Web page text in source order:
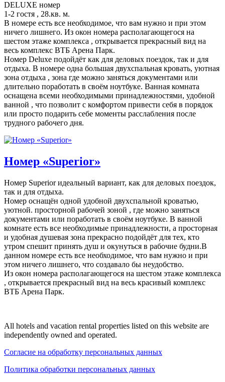
DELUXE номер
1-2 гостя , 28.кв. м.
В номере есть все необходимое, что вам нужно и при этом
ничего лишнего. Из окон номера располагающегося на
шестом этаже комплекса , открывается прекрасный вид на
весь комплекс ВТБ Арена Парк.
Номер Deluxe подойдёт как для деловых поездок, так и для
отдыха. В номере одна большая двухспальная кровать, уютная
зона отдыха , зона где можно заняться документами или
длительно поработать в своём ноутбуке. Ванная комната
оснащена всеми необходимыми принадлежностями, удобной
ванной , что позволит с комфортом привести себя в порядок
или просто подарить себе моменты расслабления после
трудного рабочего дня.
Номер «Superior»
Номер Superior идеальный вариант, как для деловых поездок,
так и для отдыха.
Номер оснащён одной удобной двухспальной кроватью,
уютной. просторной рабочей зоной , где можно заняться
документами или поработать в своём ноутбуке. В ванной
комнате есть все необходимые принадлежности, а просторная
и удобная душевая зона прекрасно подойдёт для тех, кто
утром спешит принять душ и окунуться в рабочие будни.В
данном номере есть все необходимое, что вам нужно и при
этом ничего лишнего, что создавало бы неудобство.
Из окон номера располагающегося на шестом этаже комплекса
, открывается прекрасный вид на весь красивый комплекс
ВТБ Арена Парк.
All hotels and vacation rental properties listed on this website are
independently owned and operated.
Согласие на обработку персональных данных
Политика обработки персональных данных